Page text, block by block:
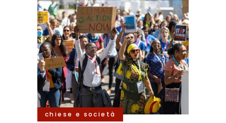
chiese e società